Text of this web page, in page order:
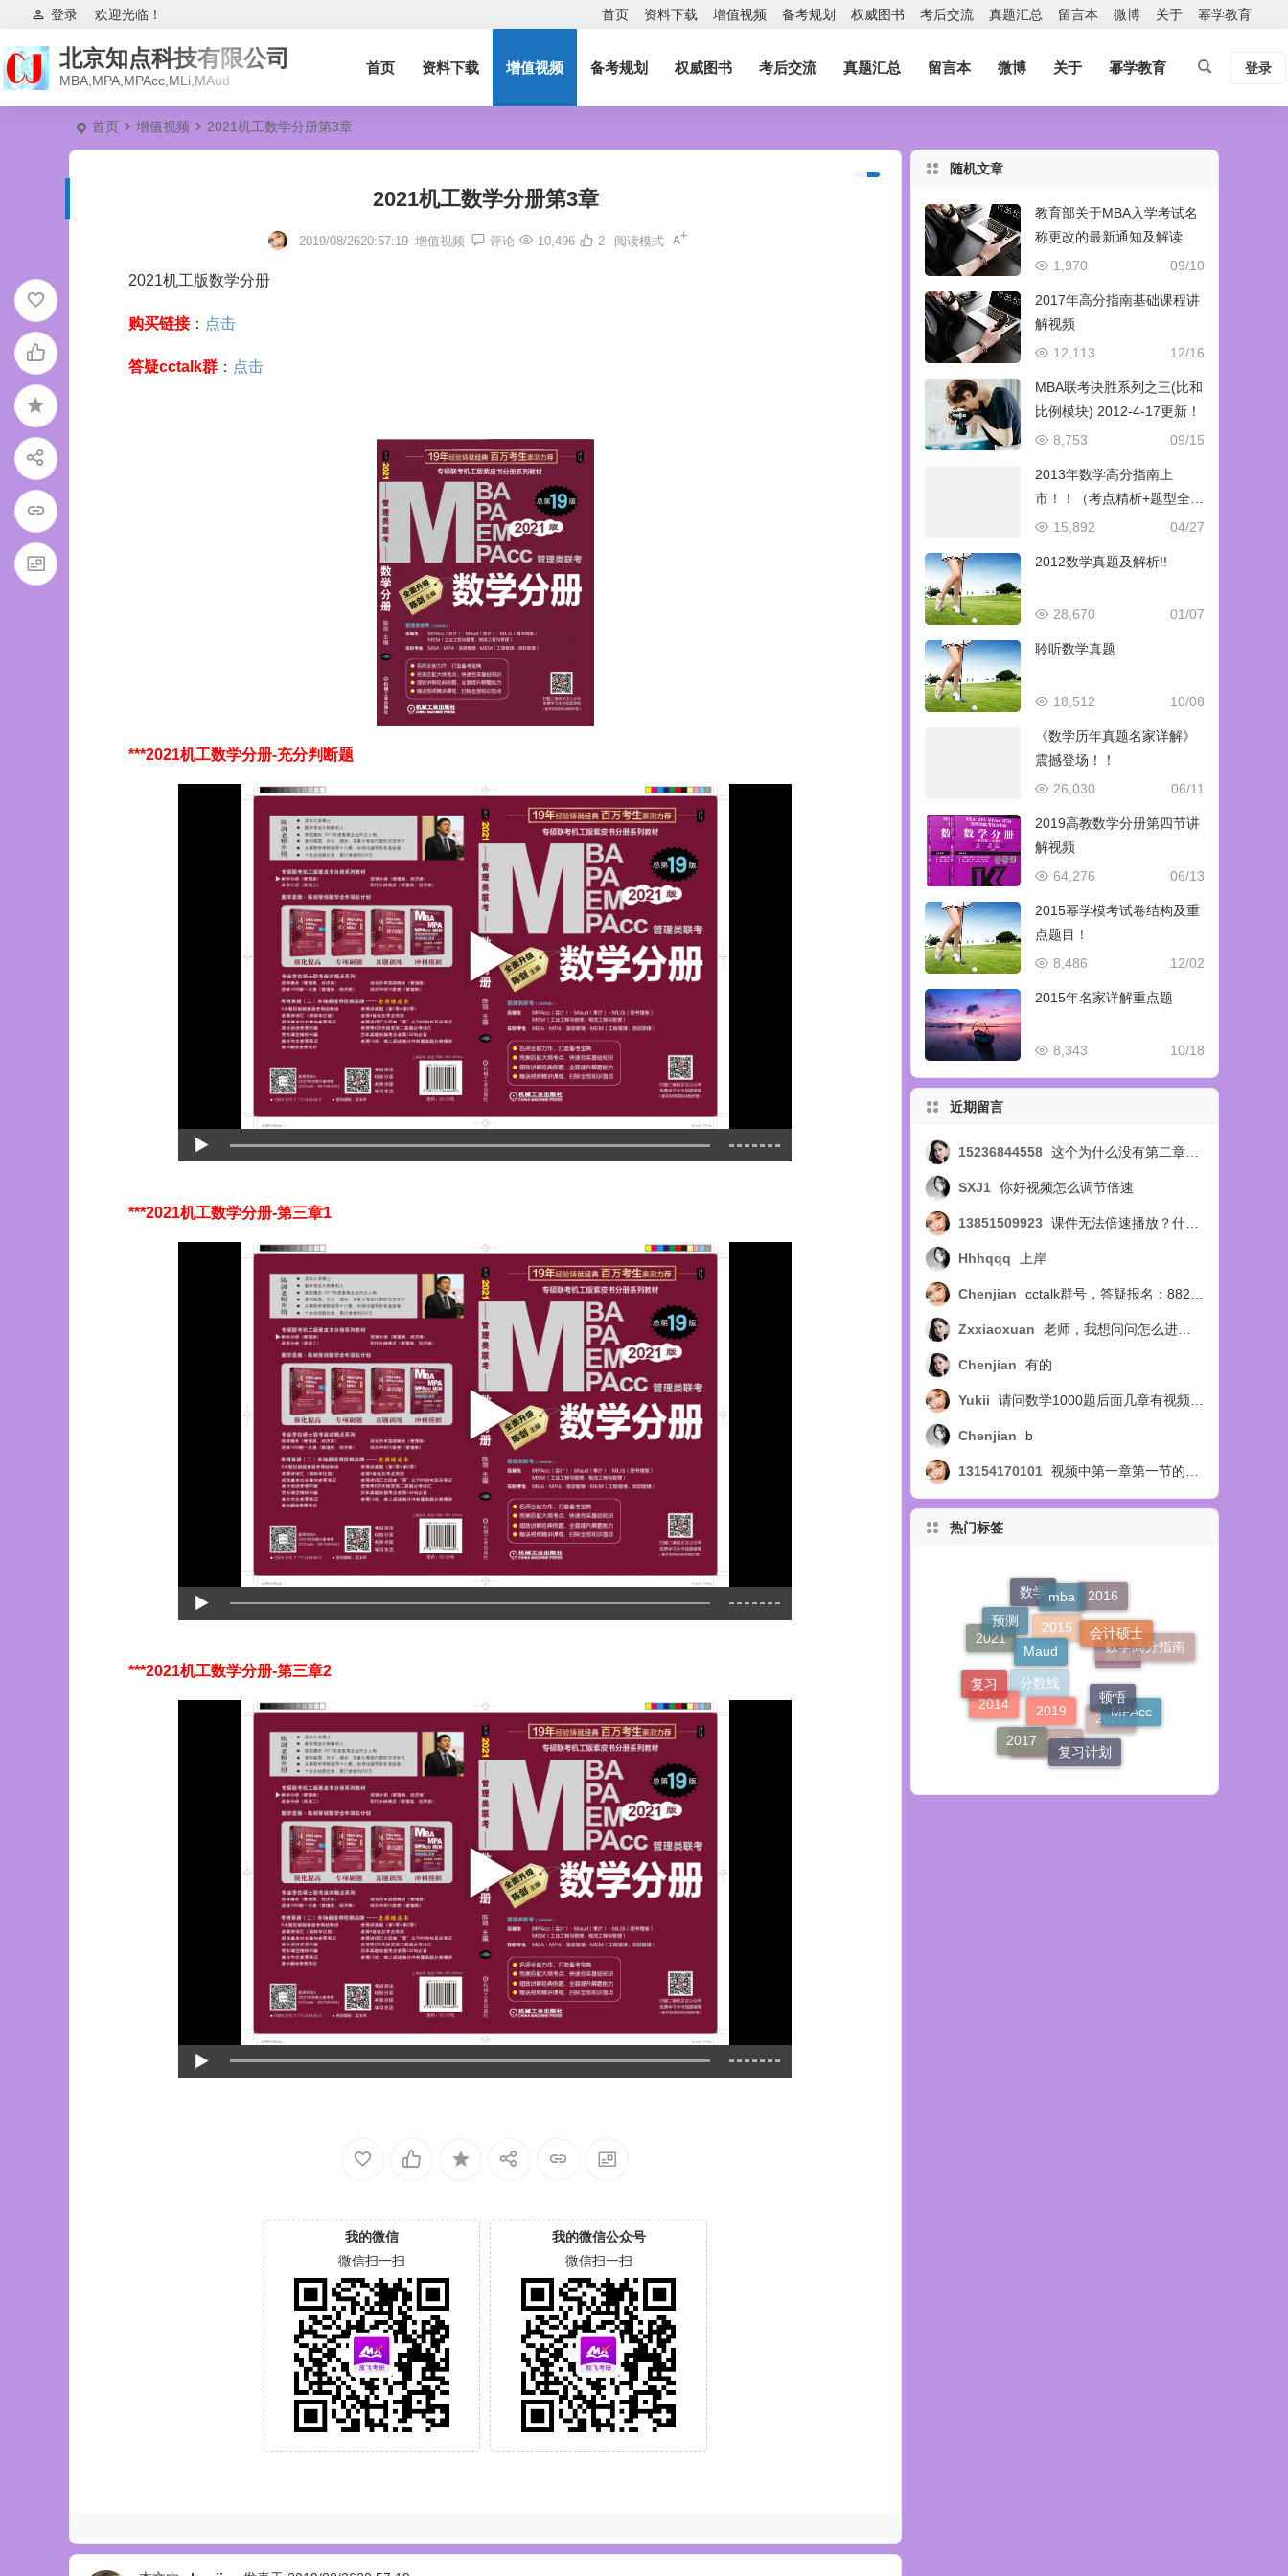
欢迎光临！
登录 首页 资料下载 增值视频 备考规划 权威图书 考后交流 真题汇总 留言本 微博 关于 幂学教育
北京知点科技有限公司
MBA,MPA,MPAcc,MLi,MAud
首页 资料下载 增值视频 备考规划 权威图书 考后交流 真题汇总 留言本 微博 关于 幂学教育 登录
首页 增值视频 2021机工数学分册第3章
2021机工数学分册第3章
2019/08/2620:57:19 增值视频 评论 10,496 2 阅读模式
2021机工版数学分册
购买链接： 点击
答疑cctalk群 ： 点击
***2021机工数学分册-充分判断题
***2021机工数学分册-第三章1
***2021机工数学分册-第三章2
我的微信
微信扫一扫
我的微信公众号
微信扫一扫
随机文章
教育部关于MBA入学考试名
称更改的最新通知及解读
09/10
1,970
2017年高分指南基础课程讲
解视频
12/16
12,113
MBA联考决胜系列之三(比和
比例模块) 2012-4-17更新！
09/15
8,753
2013年数学高分指南上
市！！（考点精析+题型全归
纳+专题点睛+阶梯化训练）
04/27
15,892
2012数学真题及解析!!
01/07
28,670
聆听数学真题
10/08
18,512
《数学历年真题名家详解》
震撼登场！！
06/11
26,030
2019高教数学分册第四节讲
解视频
06/13
64,276
2015幂学模考试卷结构及重
点题目！
12/02
8,486
2015年名家详解重点题
10/18
8,343
近期留言
15236844558 这个为什么没有第二章的视频呢，第四节的？？？
SXJ1 你好视频怎么调节倍速
13851509923 课件无法倍速播放？什么问题
Hhhqqq 上岸
Chenjian cctalk群号，答疑报名：88254218
Zxxiaoxuan 老师，我想问问怎么进答疑群呢？
Chenjian 有的
Yukii 请问数学1000题后面几章有视频讲解吗
Chenjian b
13154170101 视频中第一章第一节的例14题，扩展部分，视频中讲选C，教材中讲选B，个人觉得应该选B，求正确答案，求官方回复！
热门标签
分数线
2015
真题
2020
高分指南
2014
2021
数学 2016
数学高分指南
MPAcc
复习计划
2017
复习
预测
mba
会计硕士
顿悟
2019
Maud